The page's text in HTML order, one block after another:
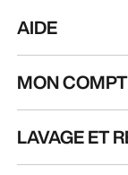
AIDE
MON
LAVAGE ET